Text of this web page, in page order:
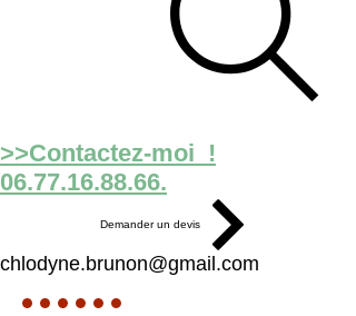
>>Contactez-moi !
06.77.16.88.66.
Demander un devis
chlodyne.brunon@gmail.com